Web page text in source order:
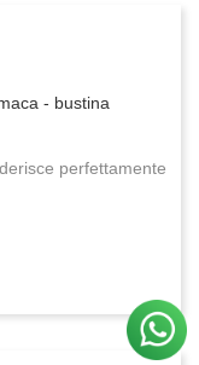
- bustina
perfettamente